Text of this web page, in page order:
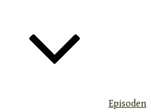
Episoden